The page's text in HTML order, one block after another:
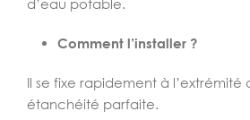
d’eau potable.
Comment l’installer ?
Il se fixe rapidement à l’extrémité
étanchéité parfaite.